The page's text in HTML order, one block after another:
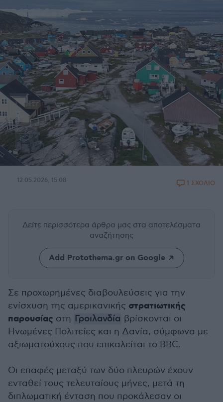
12.05.2026, 15:08 1 ΣΧΟΛΙΟ
Δείτε περισσότερα άρθρα μας στα αποτελέσματα
αναζήτησης
Add Protothema.gr on Google
Σε προχωρημένες διαβουλεύσεις για την
ενίσχυση της αμερικανικής στρατιωτικής
παρουσίας στη Γροιλανδία βρίσκονται οι
Ηνωμένες Πολιτείες και η Δανία, σύμφωνα με
αξιωματούχους που επικαλείται το BBC.
Οι επαφές μεταξύ των δύο πλευρών έχουν
ενταθεί τους τελευταίους μήνες, μετά τη
διπλωματική ένταση που προκάλεσαν οι